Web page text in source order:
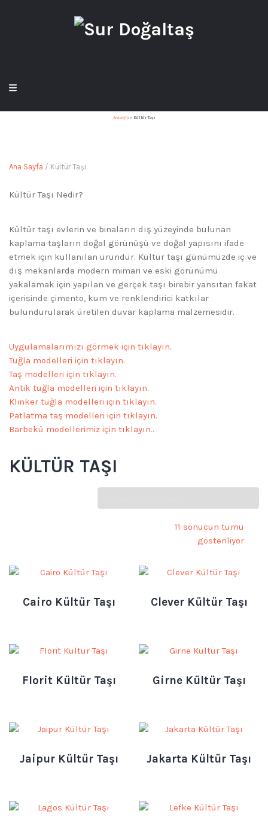
Anasayfa» Kültür Taşı
Ana Sayfa / Kültür Taşı
Kültür Taşı Nedir?
Kültür taşı evlerin ve binaların dış yüzeyinde bulunan
kaplama taşların doğal görünüşü ve doğal yapısını ifade
etmek için kullanılan üründür. Kültür taşı günümüzde iç ve
dış mekanlarda modern mimari ve eski görünümü
yakalamak için yapılan ve gerçek taşı birebir yansıtan fakat
içerisinde çimento, kum ve renklendirici katkılar
bulundurularak üretilen duvar kaplama malzemesidir.
Uygulamalarımızı görmek için tıklayın.
Tuğla modelleri için tıklayın.
Taş modelleri için tıklayın.
Antik tuğla modelleri için tıklayın.
Klinker tuğla modelleri için tıklayın.
Patlatma taş modelleri için tıklayın.
Barbekü modellerimiz için tıklayın..
KÜLTÜR TAŞI
11 sonucun tümü
gösteriliyor
Cairo Kültür Taşı Clever Kültür Taşı
Florit Kültür Taşı Girne Kültür Taşı
Jaipur Kültür Taşı Jakarta Kültür Taşı